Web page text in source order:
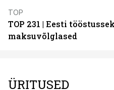
TOP
TOP 231 | Eesti
maksuvõlglased
ÜRITUSED